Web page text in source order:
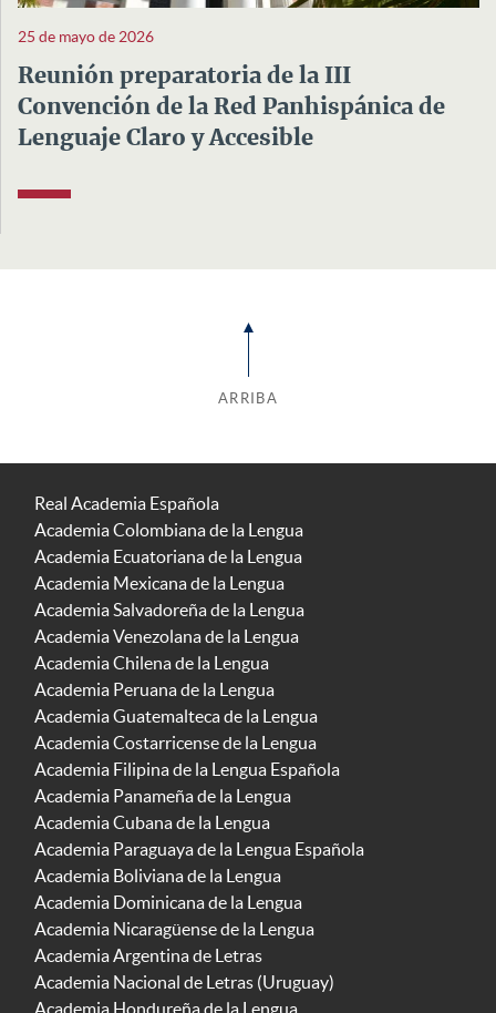
25 de mayo de 2026
Reunión preparatoria de la III
Convención de la Red Panhispánica de
Lenguaje Claro y Accesible
ARRIBA
Real Academia Española
Academia Colombiana de la Lengua
Academia Ecuatoriana de la Lengua
Academia Mexicana de la Lengua
Academia Salvadoreña de la Lengua
Academia Venezolana de la Lengua
Academia Chilena de la Lengua
Academia Peruana de la Lengua
Academia Guatemalteca de la Lengua
Academia Costarricense de la Lengua
Academia Filipina de la Lengua Española
Academia Panameña de la Lengua
Academia Cubana de la Lengua
Academia Paraguaya de la Lengua Española
Academia Boliviana de la Lengua
Academia Dominicana de la Lengua
Academia Nicaragüense de la Lengua
Academia Argentina de Letras
Academia Nacional de Letras (Uruguay)
Academia Hondureña de la Lengua